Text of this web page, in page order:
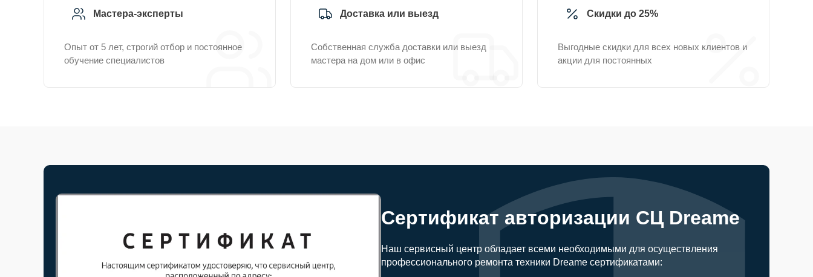
Мастера-эксперты
Опыт от 5 лет, строгий отбор и постоянное
обучение специалистов
Доставка или выезд
Собственная служба доставки или выезд
мастера на дом или в офис
Скидки до 25%
Выгодные скидки для всех новых клиентов и
акции для постоянных
Сертификат авторизации СЦ Dreame
Наш сервисный центр обладает всеми необходимыми для осуществления
профессионального ремонта техники Dreame сертификатами: